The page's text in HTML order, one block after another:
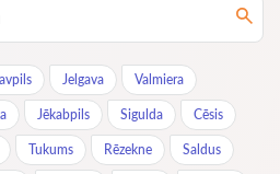
Jelgava Valmiera
Jēkabpils Sigulda Cēsis
Tukums Rēzekne Saldus